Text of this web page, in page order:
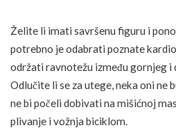
Želite li imati savršenu figuru i
potrebno je odabrati poznate
održati ravnotežu između gornjeg i
Odlučite li se za utege, neka oni ne
ne bi počeli dobivati na mišićnoj
plivanje i vožnja biciklom.